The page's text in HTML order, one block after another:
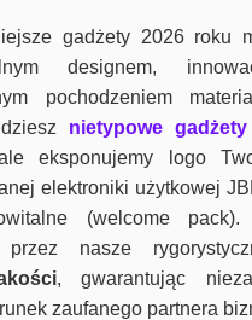
gadżety 2026 roku
designem,
pochodzeniem
nietypowe
eksponujemy logo
elektroniki użytkowej
(welcome
przez nasze
ści, gwarantując
zaufanego partnera